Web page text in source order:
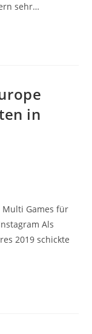
sehr…
in
Multi Games für
Als
2019 schickte